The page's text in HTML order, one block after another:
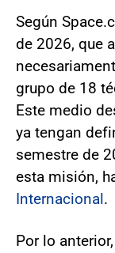
Según
de 2026, que
grupo de 18
Este medio
ya tengan
semestre de
esta misión,
Internacional.
Por lo